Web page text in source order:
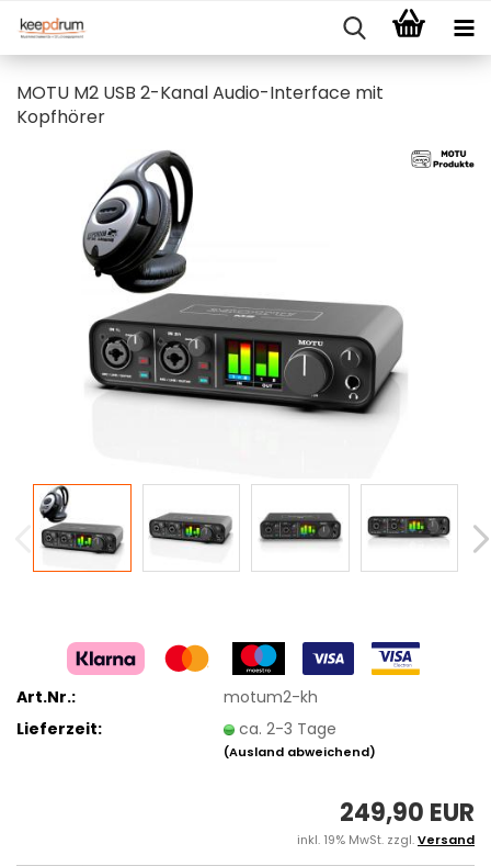
MOTU M2 USB 2-Kanal Audio-Interface mit
Kopfhörer
Art.Nr.:
motum2-kh
Lieferzeit:
ca. 2-3 Tage
(Ausland abweichend)
249,90 EUR
inkl. 19% MwSt. zzgl.Versand